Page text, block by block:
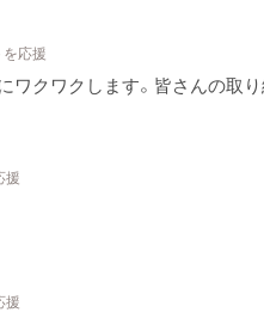
応援
ワクワクします。皆さんの取
援
援